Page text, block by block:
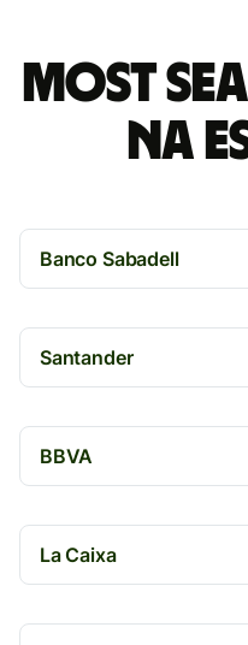
Most
na
Banco Sabadell
Santander
BBVA
La Caixa